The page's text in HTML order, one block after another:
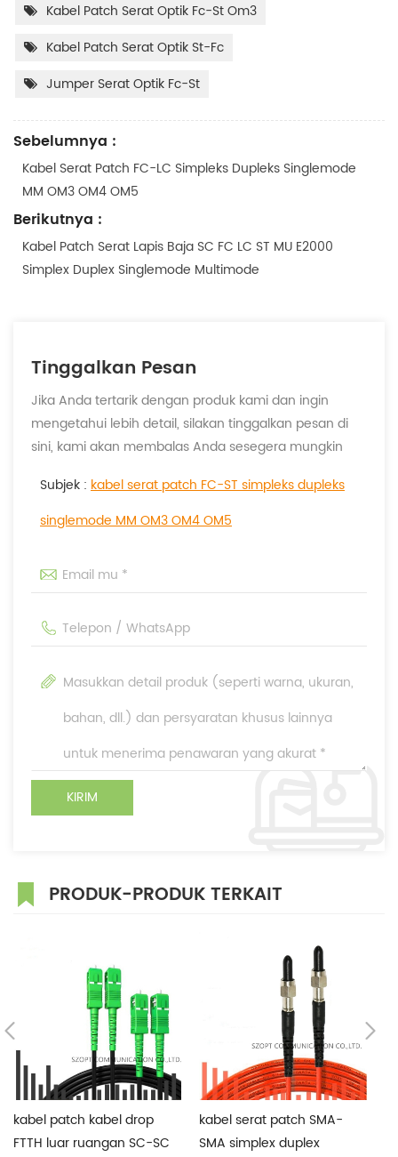
Kabel Patch Serat Optik Fc-St Om3
Kabel Patch Serat Optik St-Fc
Jumper Serat Optik Fc-St
Sebelumnya :
Kabel Serat Patch FC-LC Simpleks Dupleks Singlemode
MM OM3 OM4 OM5
Berikutnya :
Kabel Patch Serat Lapis Baja SC FC LC ST MU E2000
Simplex Duplex Singlemode Multimode
Tinggalkan Pesan
Jika Anda tertarik dengan produk kami dan ingin
mengetahui lebih detail, silakan tinggalkan pesan di
sini, kami akan membalas Anda sesegera mungkin
Subjek : kabel serat patch FC-ST simpleks dupleks
singlemode MM OM3 OM4 OM5
PRODUK-PRODUK TERKAIT
kabel patch kabel drop
FTTH luar ruangan SC-SC
kabel serat patch SMA-
SMA simplex duplex